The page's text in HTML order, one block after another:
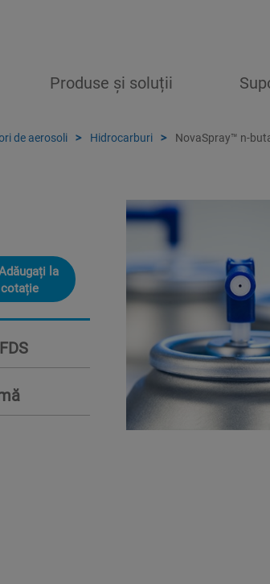
Produse și soluții
de aerosoli Hidrocarburi NovaSpray™ n-
la
cotație